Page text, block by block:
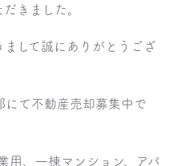
きました。
して誠にありがとうござ
にて不動産売却募集中で
用、一棟マンション、アパ